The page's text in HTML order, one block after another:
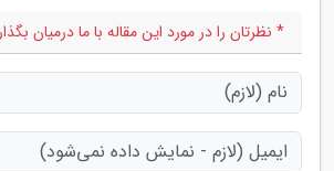
* نظرتان را در مورد این مقاله با ما درمیان